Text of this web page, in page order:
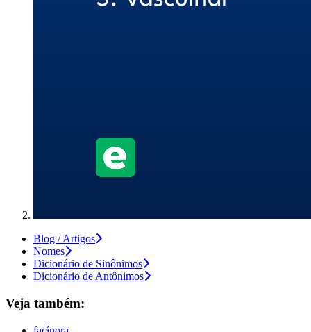
Blog / Artigos
Nomes
Dicionário de Sinônimos
Dicionário de Antônimos
Veja também: